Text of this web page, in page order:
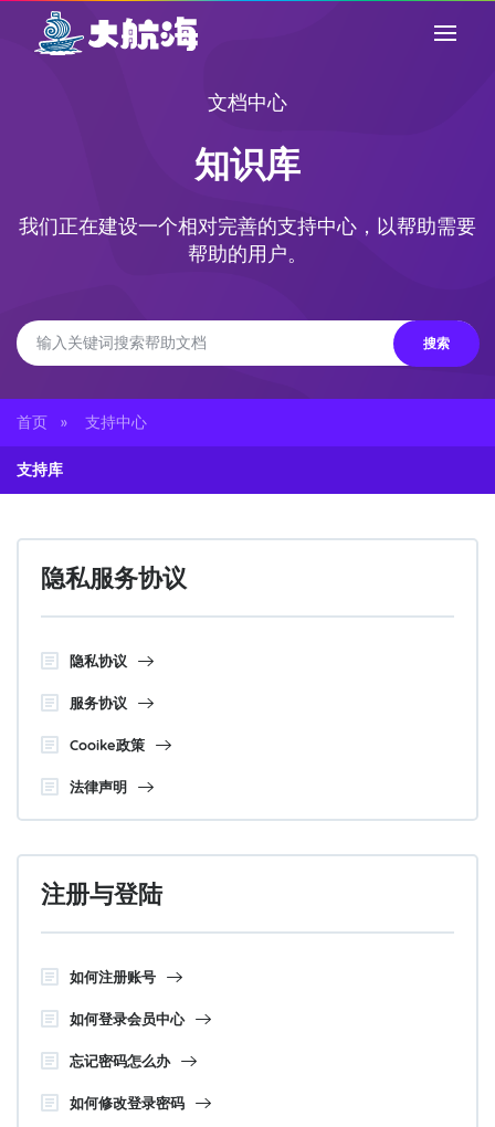
文档中心
知识库
我们正在建设一个相对完善的支持中心，以帮助需要
帮助的用户。
搜索
首页 » 支持中心
支持库
隐私服务协议
隐私协议
服务协议
Cooike政策
法律声明
注册与登陆
如何注册账号
如何登录会员中心
忘记密码怎么办
如何修改登录密码